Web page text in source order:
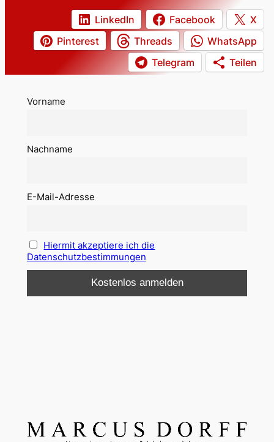
LinkedIn Facebook
X
Pinterest
Threads
WhatsApp
Telegram
Teilen
Vorname
Nachname
E-Mail-Adresse
Hiermit akzeptiere ich die
Datenschutzbestimmungen